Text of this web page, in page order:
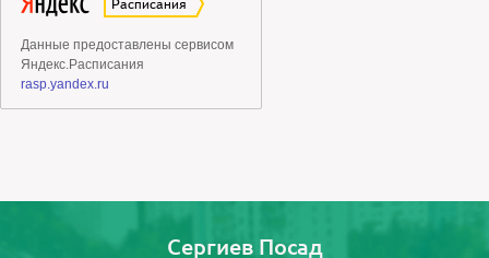
Сергиев Посад